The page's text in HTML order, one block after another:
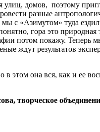
домов, поэтому
разные
с «Азимутом» туда
гора это природная
потом покажу. Теперь
ждут результатов
в этом она вся, как и ее
творческое
Мэр